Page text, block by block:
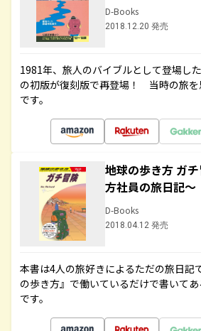
D-Books
2018.12.20 発売
1981年、旅人のバイブルとして登場し
の初版が復刻版で再登場！ 当時の旅
です。
地球の歩き方 ガ
方社員の旅日記～
D-Books
2018.04.12 発売
本書は4人の旅好きによるただの旅日記
の歩き方』で働いているだけで書いて
です。